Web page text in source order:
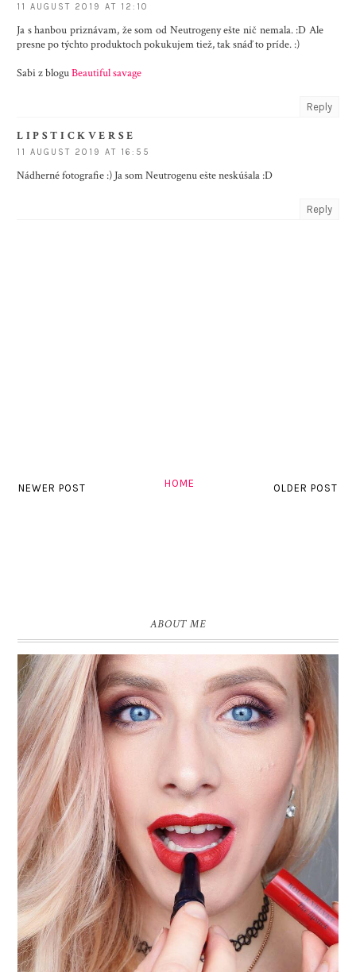
11 AUGUST 2019 AT 12:10
Ja s hanbou priznávam, že som od Neutrogeny ešte nič nemala. :D Ale
presne po týchto produktoch pokukujem tiež, tak snáď to príde. :)
Sabi z bloguBeautiful savage
Reply
L I P S T I C K V E R S E
11 AUGUST 2019 AT 16:55
Nádherné fotografie :) Ja som Neutrogenu ešte neskúšala :D
Reply
NEWER POST OLDER POST
HOME
ABOUT ME